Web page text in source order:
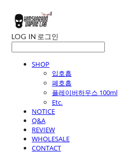
LOG IN 로그인
SHOP
입호흡
폐호흡
플레이버하우스 100ml
Etc.
NOTICE
Q&A
REVIEW
WHOLESALE
CONTACT